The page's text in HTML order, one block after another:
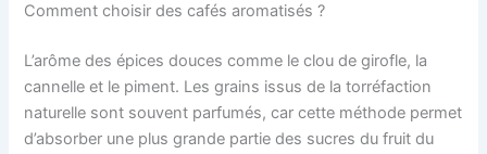
Comment choisir des cafés aromatisés ?
L’arôme des épices douces comme le clou de girofle, la
cannelle et le piment. Les grains issus de la torréfaction
naturelle sont souvent parfumés, car cette méthode permet
d’absorber une plus grande partie des sucres du fruit du